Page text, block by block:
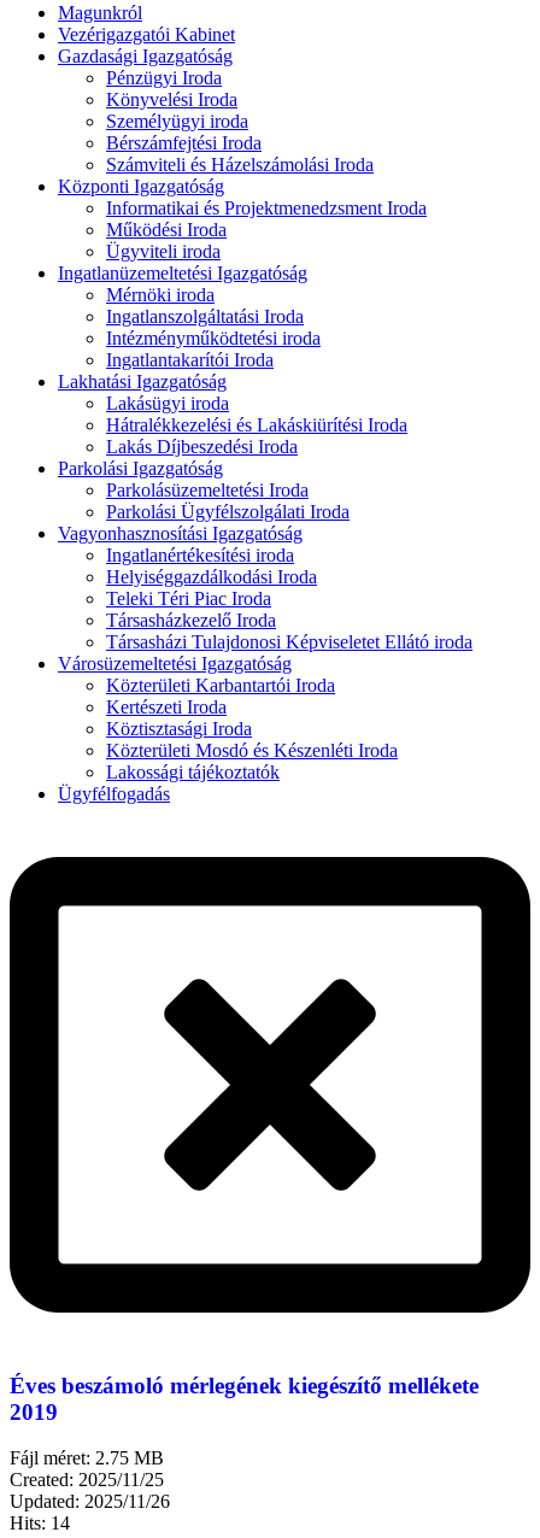
Magunkról
Vezérigazgatói Kabinet
Gazdasági Igazgatóság
Pénzügyi Iroda
Könyvelési Iroda
Személyügyi iroda
Bérszámfejtési Iroda
Számviteli és Házelszámolási Iroda
Központi Igazgatóság
Informatikai és Projektmenedzsment Iroda
Működési Iroda
Ügyviteli iroda
Ingatlanüzemeltetési Igazgatóság
Mérnöki iroda
Ingatlanszolgáltatási Iroda
Intézményműködtetési iroda
Ingatlantakarítói Iroda
Lakhatási Igazgatóság
Lakásügyi iroda
Hátralékkezelési és Lakáskiürítési Iroda
Lakás Díjbeszedési Iroda
Parkolási Igazgatóság
Parkolásüzemeltetési Iroda
Parkolási Ügyfélszolgálati Iroda
Vagyonhasznosítási Igazgatóság
Ingatlanértékesítési iroda
Helyiséggazdálkodási Iroda
Teleki Téri Piac Iroda
Társasházkezelő Iroda
Társasházi Tulajdonosi Képviseletet Ellátó iroda
Városüzemeltetési Igazgatóság
Közterületi Karbantartói Iroda
Kertészeti Iroda
Köztisztasági Iroda
Közterületi Mosdó és Készenléti Iroda
Lakossági tájékoztatók
Ügyfélfogadás
Éves beszámoló mérlegének kiegészítő mellékete
2019
Fájl méret: 2.75 MB
Created: 2025/11/25
Updated: 2025/11/26
Hits: 14